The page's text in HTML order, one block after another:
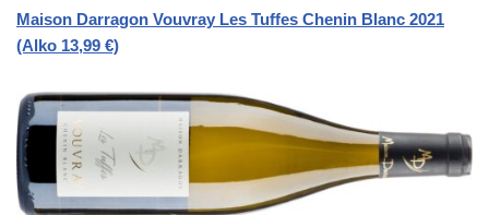
Maison Darragon Vouvray Les Tuffes Chenin Blanc 2021
(Alko 13,99 €)